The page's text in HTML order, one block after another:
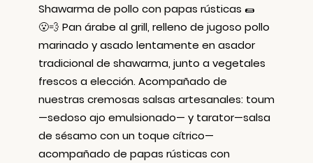
Shawarma de pollo con papas rústicas 🌯
😮‍💨 Pan árabe al grill, relleno de jugoso pollo
marinado y asado lentamente en asador
tradicional de shawarma, junto a vegetales
frescos a elección. Acompañado de
nuestras cremosas salsas artesanales: toum
—sedoso ajo emulsionado— y tarator—salsa
de sésamo con un toque cítrico—
acompañado de papas rústicas con